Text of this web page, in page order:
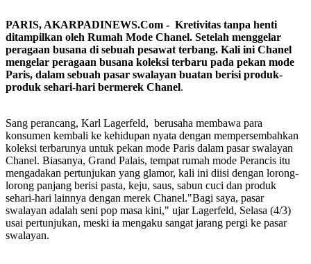
PARIS, AKARPADINEWS.Com - Kretivitas tanpa henti
ditampilkan oleh Rumah Mode Chanel. Setelah menggelar
peragaan busana di sebuah pesawat terbang. Kali ini Chanel
mengelar peragaan busana koleksi terbaru pada pekan mode
Paris, dalam sebuah pasar swalayan buatan berisi produk-
produk sehari-hari bermerek Chanel.
Sang perancang, Karl Lagerfeld, berusaha membawa para
konsumen kembali ke kehidupan nyata dengan mempersembahkan
koleksi terbarunya untuk pekan mode Paris dalam pasar swalayan
Chanel. Biasanya, Grand Palais, tempat rumah mode Perancis itu
mengadakan pertunjukan yang glamor, kali ini diisi dengan lorong-
lorong panjang berisi pasta, keju, saus, sabun cuci dan produk
sehari-hari lainnya dengan merek Chanel."Bagi saya, pasar
swalayan adalah seni pop masa kini," ujar Lagerfeld, Selasa (4/3)
usai pertunjukan, meski ia mengaku sangat jarang pergi ke pasar
swalayan.